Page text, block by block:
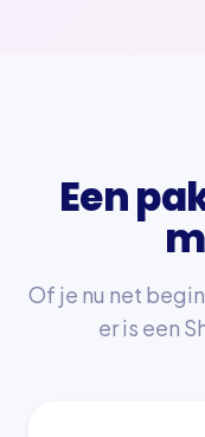
Een
Of je nu net
er is een